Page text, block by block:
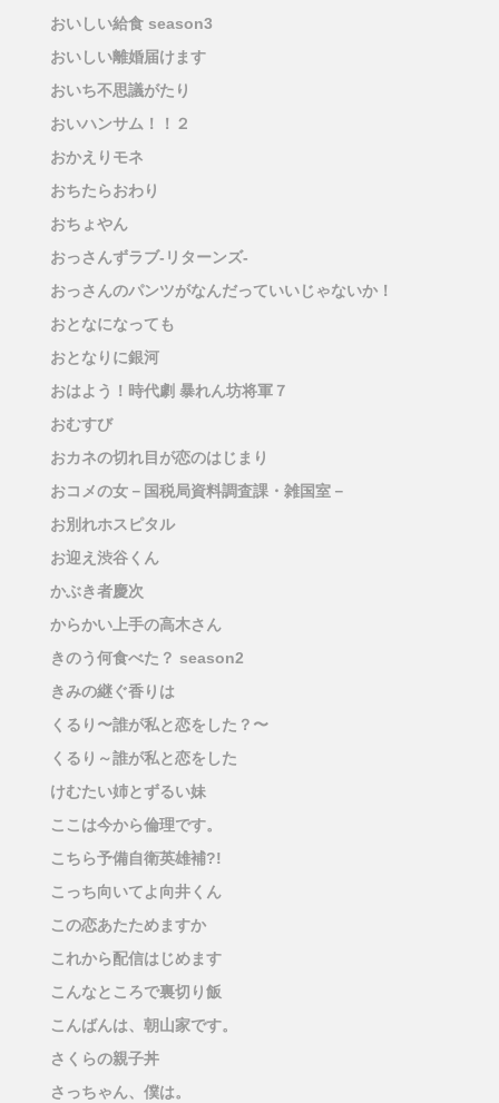
おいしい給食 season3
おいしい離婚届けます
おいち不思議がたり
おいハンサム！！２
おかえりモネ
おちたらおわり
おちょやん
おっさんずラブ-リターンズ-
おっさんのパンツがなんだっていいじゃないか！
おとなになっても
おとなりに銀河
おはよう！時代劇 暴れん坊将軍７
おむすび
おカネの切れ目が恋のはじまり
おコメの女－国税局資料調査課・雑国室－
お別れホスピタル
お迎え渋谷くん
かぶき者慶次
からかい上手の高木さん
きのう何食べた？ season2
きみの継ぐ香りは
くるり〜誰が私と恋をした？〜
くるり～誰が私と恋をした
けむたい姉とずるい妹
ここは今から倫理です。
こちら予備自衛英雄補?!
こっち向いてよ向井くん
この恋あたためますか
これから配信はじめます
こんなところで裏切り飯
こんばんは、朝山家です。
さくらの親子丼
さっちゃん、僕は。